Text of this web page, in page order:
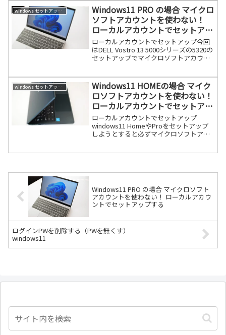
だ、住めば都というよ続きを読む
windows セットアップ情報
Windows11 PRO の場合 マイクロ
ソフトアカウントを使わない！
ローカルアカウントでセットアッ
プする
ローカルアカウントでセットアップ今回
はDELL Vostro 13 5000シリーズの5320の
セットアップでマイクロソフトアカウン
比較的簡単です。下記の続きを読む
windows セットアップ情報
Windows11 HOMEの場合 マイク
ロソフトアカウントを使わない！
ローカルアカウントでセットアッ
プする
ローカルアカウントでセットアップ
windows11 HomeやProをセットアップ
しようとすると必ずマイクロソフトアカ
Windows11 PRO の場合 マイクロソフト
アカウントを使わない！ ローカルアカウ
ントでセットアップする
ログインPWを削除する（PWを無くす）
windows11